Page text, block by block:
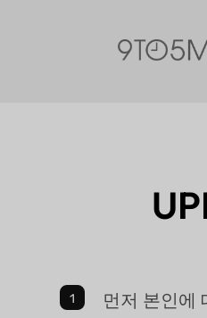
먼저 본인에